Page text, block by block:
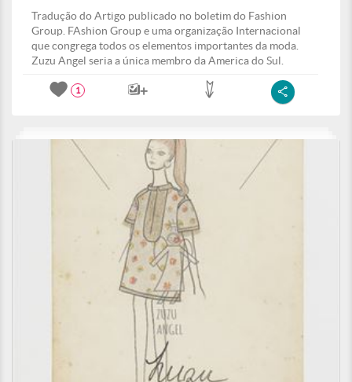
Tradução do Artigo publicado no boletim do Fashion
Group. FAshion Group e uma organização Internacional
que congrega todos os elementos importantes da moda.
Zuzu Angel seria a única membro da America do Sul.
1